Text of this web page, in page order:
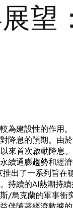
望
為建設性的作用
降息的預期。由
來首次啟動降息
續通膨趨勢和經
出了一系列旨在
持續的AI熱潮持
/烏克蘭的軍事衝